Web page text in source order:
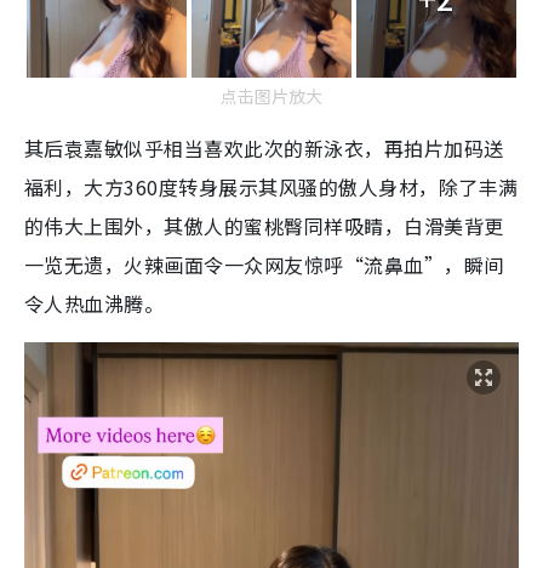
点击图片放大
其后袁嘉敏似乎相当喜欢此次的新泳衣，再拍片加码送
福利，大方360度转身展示其风骚的傲人身材，除了丰满
的伟大上围外，其傲人的蜜桃臀同样吸睛，白滑美背更
一览无遗，火辣画面令一众网友惊呼“流鼻血”，瞬间
令人热血沸腾。